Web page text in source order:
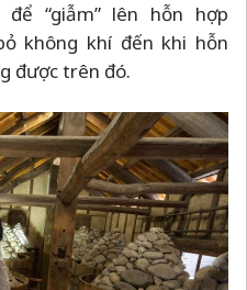
“giẫm” lên hỗn hợp
không khí đến khi hỗn
được trên đó.